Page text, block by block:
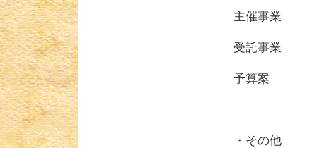
主
受
予算
・その他